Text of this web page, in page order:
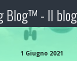
1 Giugno 2021